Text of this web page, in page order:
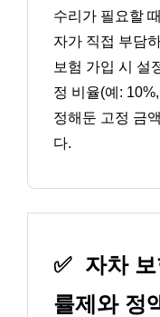
수리가 필요할
자가 직접 부담
보험 가입 시 설
정 비율(예:
정해둔 고정 금
다.
✅ 자차
률제와 정